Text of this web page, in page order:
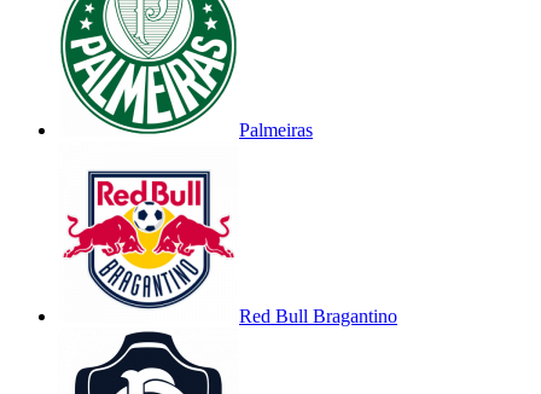
Palmeiras
Red Bull Bragantino